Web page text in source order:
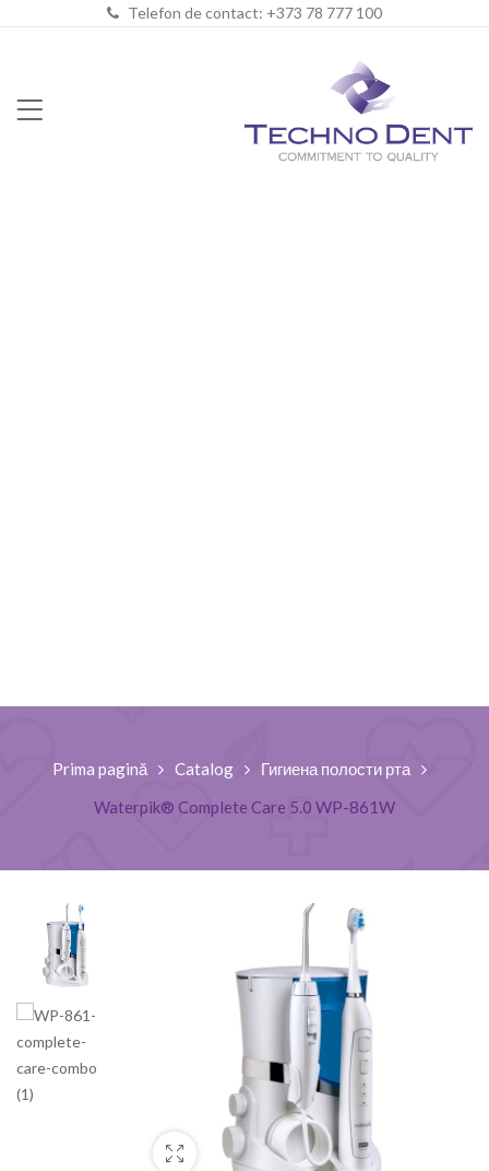
Telefon de contact: +373 78 777 100
Prima pagină Catalog
Гигиена полости рта
Waterpik® Complete Care 5.0 WP-861W